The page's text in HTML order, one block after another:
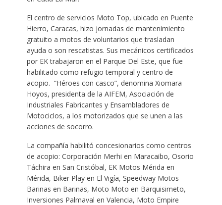
El centro de servicios Moto Top, ubicado en Puente
Hierro, Caracas, hizo jornadas de mantenimiento
gratuito a motos de voluntarios que trasladan
ayuda o son rescatistas. Sus mecánicos certificados
por EK trabajaron en el Parque Del Este, que fue
habilitado como refugio temporal y centro de
acopio. “Héroes con casco”, denomina Xiomara
Hoyos, presidenta de la AIFEM, Asociación de
Industriales Fabricantes y Ensambladores de
Motociclos, a los motorizados que se unen a las
acciones de socorro.
La compañía habilitó concesionarios como centros
de acopio: Corporación Merhi en Maracaibo, Osorio
Táchira en San Cristóbal, EK Motos Mérida en
Mérida, Biker Play en El Vigía, Speedway Motos
Barinas en Barinas, Moto Moto en Barquisimeto,
Inversiones Palmaval en Valencia, Moto Empire